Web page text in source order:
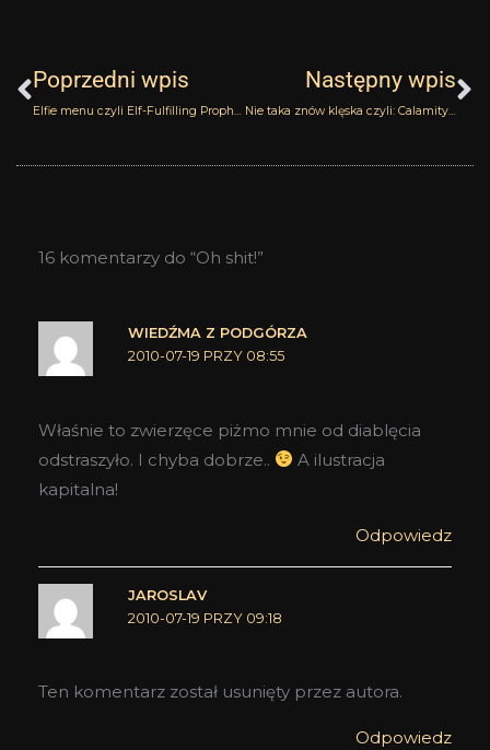
Poprzedni wpis
Elfie menu czyli Elf-Fulfilling Prophecy Smell Bent
Następny wpis
Nie taka znów klęska czyli: Calamity Jane Juliette Has a Gun
16 komentarzy do “Oh shit!”
WIEDŹMA Z PODGÓRZA
2010-07-19 PRZY 08:55
Właśnie to zwierzęce piżmo mnie od diablęcia
odstraszyło. I chyba dobrze..
A ilustracja
kapitalna!
Odpowiedz
JAROSLAV
2010-07-19 PRZY 09:18
Ten komentarz został usunięty przez autora.
Odpowiedz